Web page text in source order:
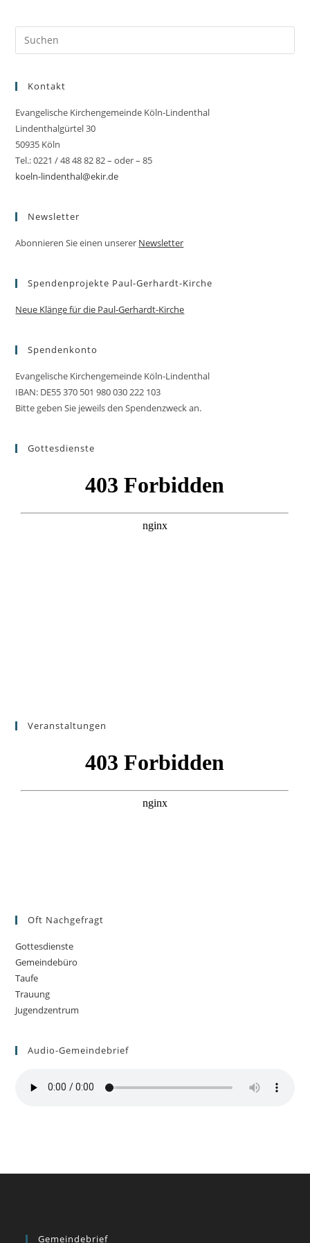
Kontakt
Evangelische Kirchengemeinde Köln-Lindenthal
Lindenthalgürtel 30
50935 Köln
Tel.: 0221 / 48 48 82 82 – oder – 85
koeln-lindenthal@ekir.de
Newsletter
Abonnieren Sie einen unserer Newsletter
Spendenprojekte Paul-Gerhardt-Kirche
Neue Klänge für die Paul-Gerhardt-Kirche
Spendenkonto
Evangelische Kirchengemeinde Köln-Lindenthal
IBAN: DE55 370 501 980 030 222 103
Bitte geben Sie jeweils den Spendenzweck an.
Gottesdienste
Veranstaltungen
Oft Nachgefragt
Gottesdienste
Gemeindebüro
Taufe
Trauung
Jugendzentrum
Audio-Gemeindebrief
Gemeindebrief